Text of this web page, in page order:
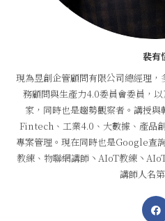
裴有
現為昱創企管顧問有限公司總經理
務顧問與生產力4.0委員會委員，
家，同時也是趨勢觀察者。講授與
Fintech、工業4.0、大數據、產品
專案管理。現在同時也是Google查
教練、物聯網講師丶AIoT教練丶
講師人名